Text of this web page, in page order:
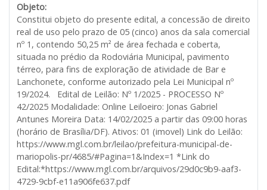
Objeto:
Constitui objeto do presente edital, a concessão de direito
real de uso pelo prazo de 05 (cinco) anos da sala comercial
nº 1, contendo 50,25 m² de área fechada e coberta,
situada no prédio da Rodoviária Municipal, pavimento
térreo, para fins de exploração de atividade de Bar e
Lanchonete, conforme autorizado pela Lei Municipal nº
19/2024. Edital de Leilão: Nº 1/2025 - PROCESSO Nº
42/2025 Modalidade: Online Leiloeiro: Jonas Gabriel
Antunes Moreira Data: 14/02/2025 a partir das 09:00 horas
(horário de Brasília/DF). Ativos: 01 (imovel) Link do Leilão:
https://www.mgl.com.br/leilao/prefeitura-municipal-de-
mariopolis-pr/4685/#Pagina=1&Index=1 *Link do
Edital:*https://www.mgl.com.br/arquivos/29d0c9b9-aaf3-
4729-9cbf-e11a906fe637.pdf